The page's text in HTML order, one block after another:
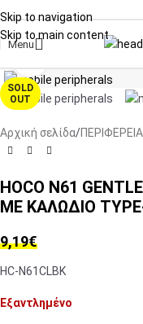
Skip to navigation
Skip to main content
Menu
SOLD
OUT
Αρχική σελίδα
HOCO N61
ΜΕ ΚΑΛΩΔΙΟ
9,19€
HC-N61CLBK
Εξαντλημένο